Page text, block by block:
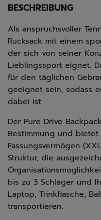
BESCHREIBUNG
Als anspruchsvoller
Rucksack mit einem
der sich von seiner
Lieblingssport eignet.
für den täglichen
geeignet sein, sodass
dabei ist.
Der Pure Drive
Bestimmung und
Fassungsvermögen
Struktur, die
bis zu 3 Schläger und
Laptop, Trinkflasche,
transportieren.